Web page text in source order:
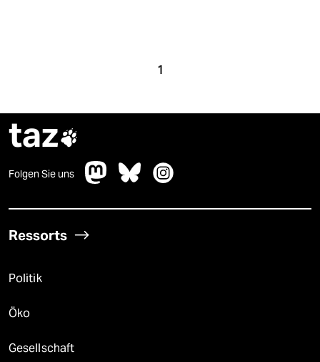
1
taz
Folgen Sie uns
Ressorts
Politik
Öko
Gesellschaft